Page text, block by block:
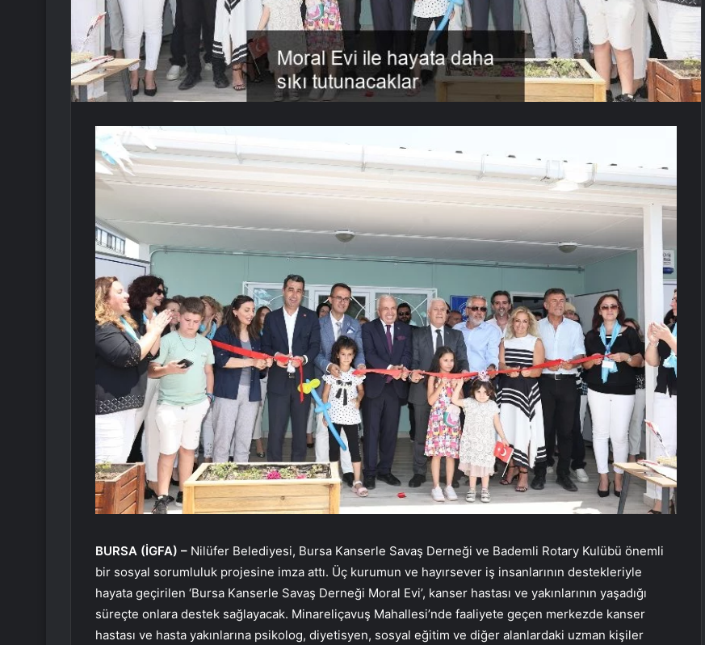
BURSA (İGFA) – Nilüfer Belediyesi, Bursa Kanserle Savaş Derneği ve Bademli Rotary Kulübü önemli
bir sosyal sorumluluk projesine imza attı. Üç kurumun ve hayırsever iş insanlarının destekleriyle
hayata geçirilen ‘Bursa Kanserle Savaş Derneği Moral Evi’, kanser hastası ve yakınlarının yaşadığı
süreçte onlara destek sağlayacak. Minareliçavuş Mahallesi’nde faaliyete geçen merkezde kanser
hastası ve hasta yakınlarına psikolog, diyetisyen, sosyal eğitim ve diğer alanlardaki uzman kişiler